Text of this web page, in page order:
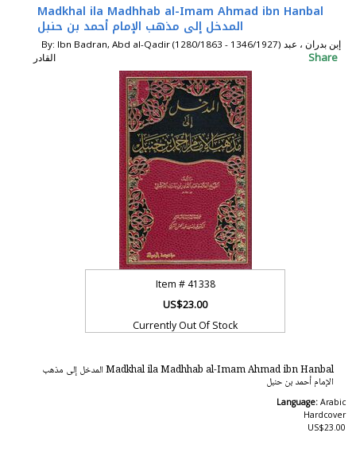
Madkhal ila Madhhab al-Imam Ahmad ibn Hanbal
المدخل إلى مذهب الإمام أحمد بن حنبل
By: Ibn Badran, Abd al-Qadir (1280/1863 - 1346/1927) إبن بدران ، عبد
القادر
Share
Item #41338
US$23.00
Currently Out Of Stock
Madkhal ila Madhhab al-Imam Ahmad ibn Hanbal المدخل إلى مذهب
الإمام أحمد بن حنبل
Language: Arabic
Hardcover
US$23.00